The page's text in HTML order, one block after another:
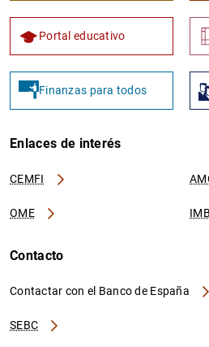
Portal educativo
Finanzas para todos
Enlaces de interés
CEMFI
OME
Contacto
Contactar con el Banco de España
SEBC